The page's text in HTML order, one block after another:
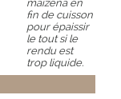
maïzena en
fin de cuisson
pour épaissir
le tout si le
rendu est
trop liquide.